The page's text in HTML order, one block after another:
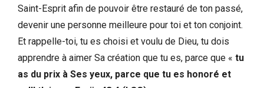
Saint-Esprit afin de pouvoir être restauré de ton passé,
devenir une personne meilleure pour toi et ton conjoint.
Et rappelle-toi, tu es choisi et voulu de Dieu, tu dois
apprendre à aimer Sa création que tu es, parce que « tu
as du prix à Ses yeux, parce que tu es honoré et